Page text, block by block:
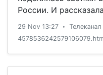
России. И
всю "суровость" её
отказаться от
29 Nov 13:27 •